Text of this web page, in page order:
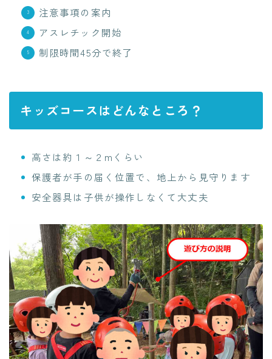
注意事項の案内
アスレチック開始
制限時間45分で終了
キッズコースはどんなところ？
高さは約１～２mくらい
保護者が手の届く位置で、地上から見守ります
安全器具は子供が操作しなくて大丈夫